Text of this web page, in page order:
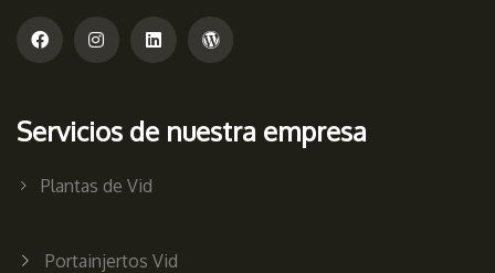
Servicios de nuestra empresa
Plantas de Vid
Portainjertos Vid